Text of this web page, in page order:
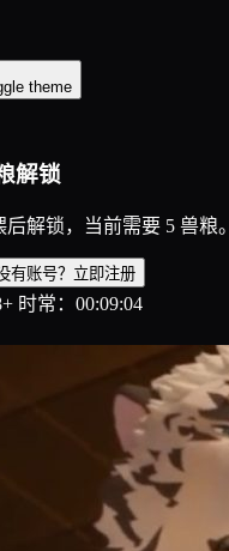
theme
解锁
解锁，当前需要 5 兽粮。
有账号？立即注册
时常：00:09:04